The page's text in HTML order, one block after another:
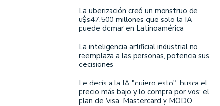
La uberización creó un monstruo de
u$s47.500 millones que solo la IA
puede domar en Latinoamérica
La inteligencia artificial industrial no
reemplaza a las personas, potencia sus
decisiones
Le decís a la IA "quiero esto", busca el
precio más bajo y lo compra por vos: el
plan de Visa, Mastercard y MODO